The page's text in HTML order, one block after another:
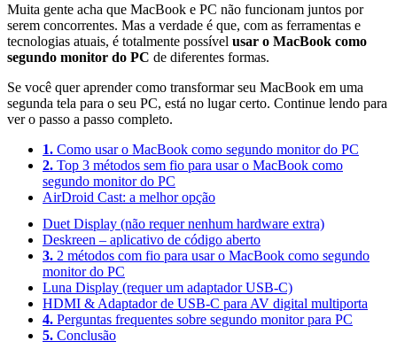
Muita gente acha que MacBook e PC não funcionam juntos por
serem concorrentes. Mas a verdade é que, com as ferramentas e
tecnologias atuais, é totalmente possível usar o MacBook como
segundo monitor do PC de diferentes formas.
Se você quer aprender como transformar seu MacBook em uma
segunda tela para o seu PC, está no lugar certo. Continue lendo para
ver o passo a passo completo.
1. Como usar o MacBook como segundo monitor do PC
2. Top 3 métodos sem fio para usar o MacBook como
segundo monitor do PC
AirDroid Cast: a melhor opção
Duet Display (não requer nenhum hardware extra)
Deskreen – aplicativo de código aberto
3. 2 métodos com fio para usar o MacBook como segundo
monitor do PC
Luna Display (requer um adaptador USB-C)
HDMI & Adaptador de USB-C para AV digital multiporta
4. Perguntas frequentes sobre segundo monitor para PC
5. Conclusão